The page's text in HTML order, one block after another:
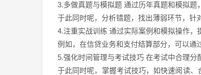
3.多做真题与模拟题 通过历年真题和模拟题
于此同时呢，分析错题，找出薄弱环节，针
4.注重实战训练 通过实际案例和模拟操作，
例如，在信贷业务和支付结算部分，可以通
5.强化时间管理与考试技巧 在考试中合理分
于此同时呢，掌握考试技巧，如快速阅读